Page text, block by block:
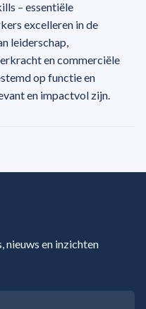
– essentiële
excelleren in de
leiderschap,
en commerciële
op functie en
en impactvol zijn.
nieuws en inzichten